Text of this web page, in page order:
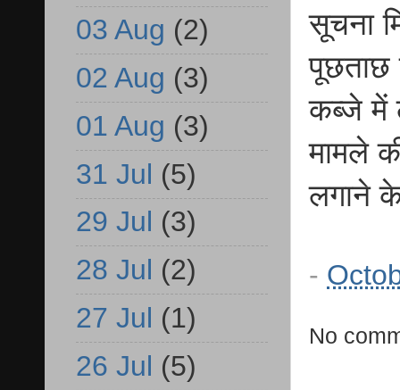
सूचना
पूछताछ
कब्जे में
मामले
लगाने के
-
No
03 Aug (2)
02 Aug (3)
01 Aug (3)
31 Jul (5)
29 Jul (3)
28 Jul (2)
27 Jul (1)
26 Jul (5)